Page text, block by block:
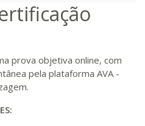
Matricular
Matricular
prova objetiva online, com
pela plataforma AVA -